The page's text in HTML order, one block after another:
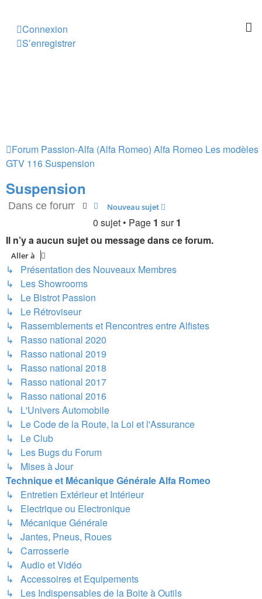
Connexion
S’enregistrer
Forum Passion-Alfa (Alfa Romeo) Alfa Romeo Les modèles
GTV 116Suspension
Suspension
Nouveau sujet
Rechercher
Recherche avancée
0 sujet • Page 1 sur1
Il n’y a aucun sujet ou message dans ce forum.
Aller à
↳ Présentation des Nouveaux Membres
↳ Les Showrooms
↳ Le Bistrot Passion
↳ Le Rétroviseur
↳ Rassemblements et Rencontres entre Alfistes
↳ Rasso national 2020
↳ Rasso national 2019
↳ Rasso national 2018
↳ Rasso national 2017
↳ Rasso national 2016
↳ L'Univers Automobile
↳ Le Code de la Route, la Loi et l'Assurance
↳ Le Club
↳ Les Bugs du Forum
↳ Mises à Jour
Technique et Mécanique Générale Alfa Romeo
↳ Entretien Extérieur et Intérieur
↳ Electrique ou Electronique
↳ Mécanique Générale
↳ Jantes, Pneus, Roues
↳ Carrosserie
↳ Audio et Vidéo
↳ Accessoires et Equipements
↳ Les Indispensables de la Boite à Outils